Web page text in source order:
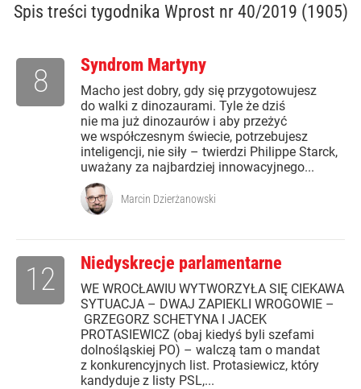
Spis treści tygodnika Wprost nr 40/2019 (1905)
Syndrom Martyny
Macho jest dobry, gdy się przygotowujesz
do walki z dinozaurami. Tyle że dziś
nie ma już dinozaurów i aby przeżyć
we współczesnym świecie, potrzebujesz
inteligencji, nie siły – twierdzi Philippe Starck,
uważany za najbardziej innowacyjnego...
8
Marcin Dzierżanowski
Niedyskrecje parlamentarne
WE WROCŁAWIU WYTWORZYŁA SIĘ CIEKAWA
SYTUACJA – DWAJ ZAPIEKLI WROGOWIE –
GRZEGORZ SCHETYNA I JACEK
PROTASIEWICZ (obaj kiedyś byli szefami
dolnośląskiej PO) – walczą tam o mandat
z konkurencyjnych list. Protasiewicz, który
kandyduje z listy PSL,...
12